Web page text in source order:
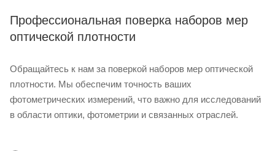
Профессиональная поверка наборов мер
оптической плотности
Обращайтесь к нам за поверкой наборов мер оптической
плотности. Мы обеспечим точность ваших
фотометрических измерений, что важно для исследований
в области оптики, фотометрии и связанных отраслей.